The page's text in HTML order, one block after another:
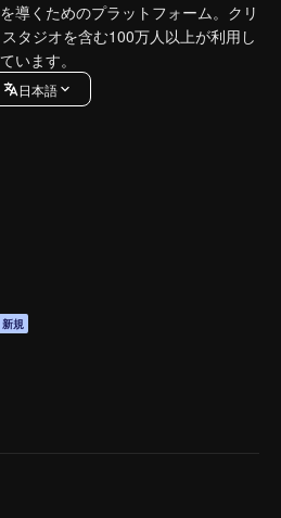
導くためのプラットフォーム。クリ
タジオを含む100万人以上が利用し
ています。
日本語
新規